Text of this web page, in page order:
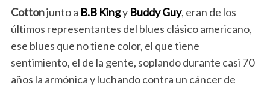
Cottonjunto a B.B KingyBuddy Guy, eran de los
últimos representantes del blues clásico americano,
ese blues que no tiene color, el que tiene
sentimiento, el de la gente, soplando durante casi 70
años la armónica y luchando contra un cáncer de